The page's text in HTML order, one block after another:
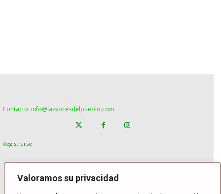
Valoramos su privacidad
Contacto: info@lasvocesdelpueblo.com
Registrarse